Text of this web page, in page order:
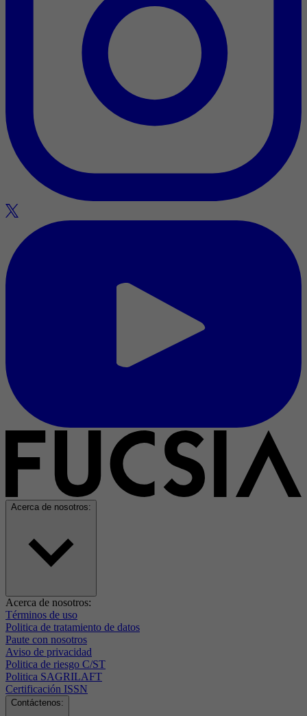
Acerca de nosotros:
Acerca de nosotros:
Términos de uso
Politica de tratamiento de datos
Paute con nosotros
Aviso de privacidad
Politica de riesgo C/ST
Politica SAGRILAFT
Certificación ISSN
Contáctenos: